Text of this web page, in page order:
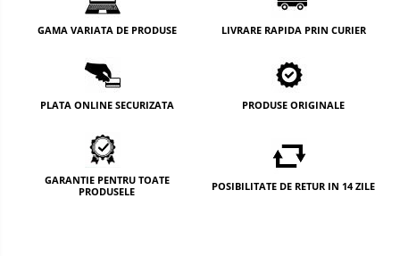
GAMA VARIATA DE PRODUSE LIVRARE RAPIDA PRIN CURIER
PLATA ONLINE SECURIZATA PRODUSE ORIGINALE
GARANTIE PENTRU TOATE
PRODUSELE
POSIBILITATE DE RETUR IN 14 ZILE